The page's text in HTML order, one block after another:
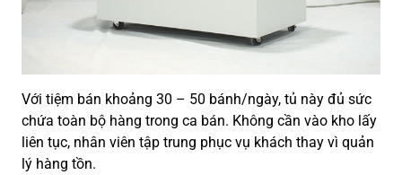
Với tiệm bán khoảng 30 – 50 bánh/ngày, tủ này đủ sức
chứa toàn bộ hàng trong ca bán. Không cần vào kho lấy
liên tục, nhân viên tập trung phục vụ khách thay vì quản
lý hàng tồn.